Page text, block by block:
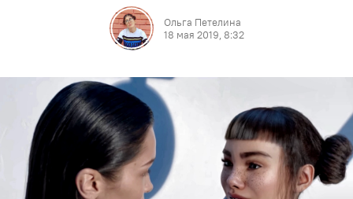
Ольга Петелина
18 мая 2019, 8:32